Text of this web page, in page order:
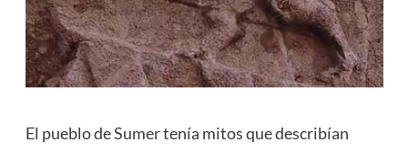
El pueblo de Sumer tenía mitos que describían